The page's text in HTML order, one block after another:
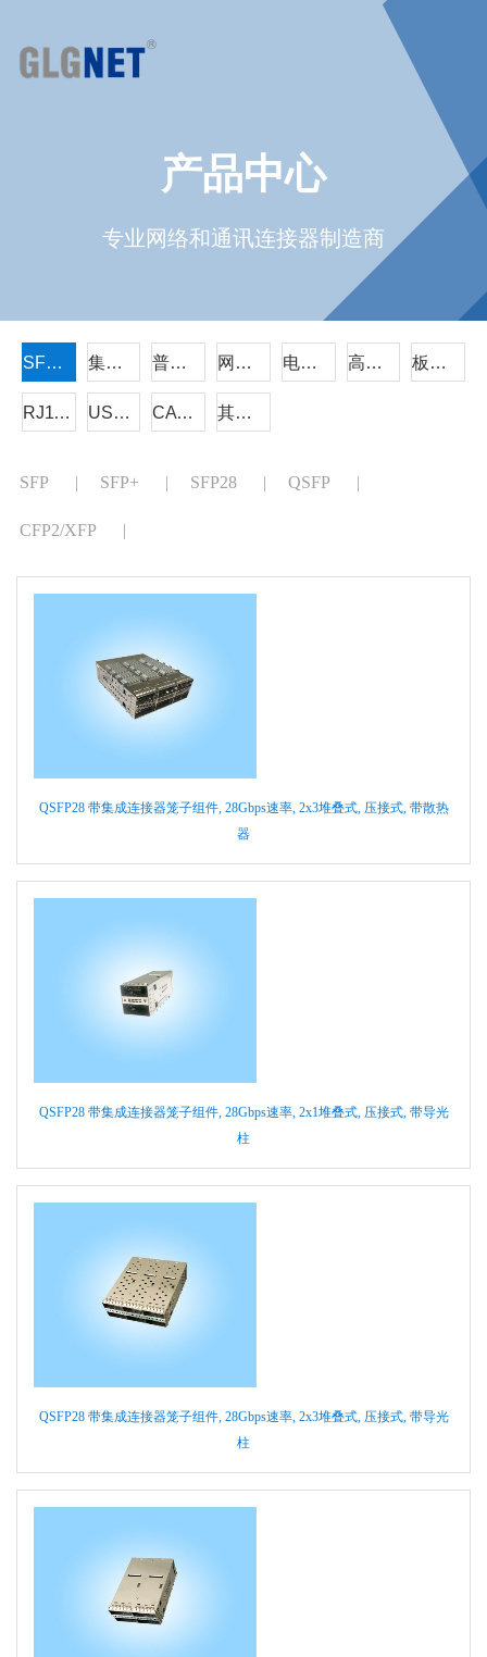
产品中心
专业网络和通讯连接器制造商
SFP/QSFP 集成RJ45 普通RJ45 网络变压器 电源连接器 高速线缆组件 板对板连接器
RJ11电话插座 USB/TYPE-C/HDMI CAT6A 其它系列
SFP | SFP+ | SFP28 | QSFP |
CFP2/XFP |
QSFP28 带集成连接器笼子组件, 28Gbps速率, 2x3堆叠式, 压接式, 带散热
器
QSFP28 带集成连接器笼子组件, 28Gbps速率, 2x1堆叠式, 压接式, 带导光
柱
QSFP28 带集成连接器笼子组件, 28Gbps速率, 2x3堆叠式, 压接式, 带导光
柱